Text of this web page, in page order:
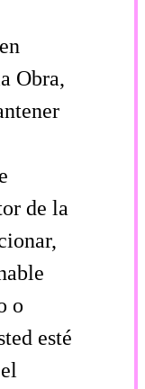
Obra,
de la
o
esté